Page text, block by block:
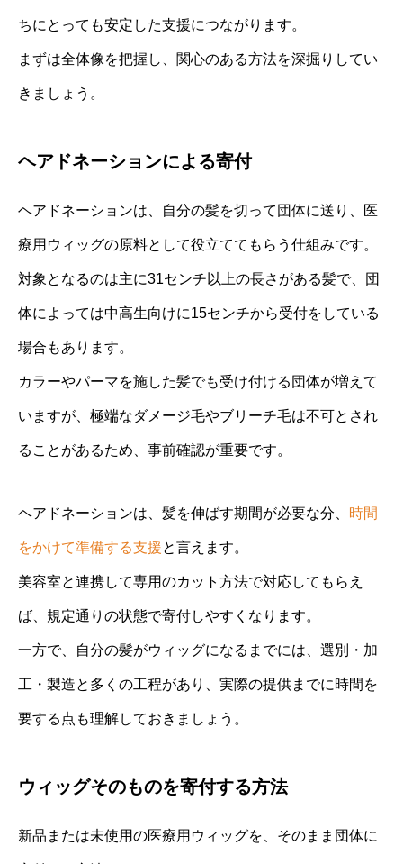
ちにとっても安定した支援につながります。
まずは全体像を把握し、関心のある方法を深掘りしてい
きましょう。
ヘアドネーションによる寄付
ヘアドネーションは、自分の髪を切って団体に送り、医
療用ウィッグの原料として役立ててもらう仕組みです。
対象となるのは主に31センチ以上の長さがある髪で、団
体によっては中高生向けに15センチから受付をしている
場合もあります。
カラーやパーマを施した髪でも受け付ける団体が増えて
いますが、極端なダメージ毛やブリーチ毛は不可とされ
ることがあるため、事前確認が重要です。
ヘアドネーションは、髪を伸ばす期間が必要な分、 時間
をかけて準備する支援と言えます。
美容室と連携して専用のカット方法で対応してもらえ
ば、規定通りの状態で寄付しやすくなります。
一方で、自分の髪がウィッグになるまでには、選別・加
工・製造と多くの工程があり、実際の提供までに時間を
要する点も理解しておきましょう。
ウィッグそのものを寄付する方法
新品または未使用の医療用ウィッグを、そのまま団体に